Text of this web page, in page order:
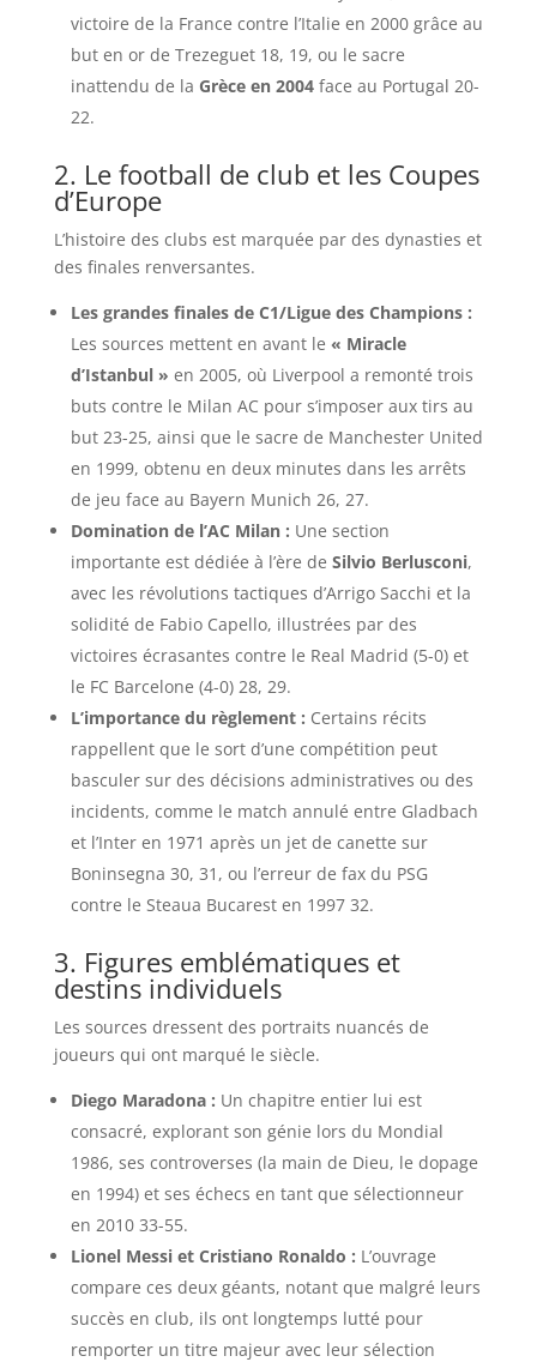
victoire de la France contre l’Italie en 2000 grâce au
but en or de Trezeguet 18, 19, ou le sacre
inattendu de la Grèce en 2004face au Portugal 20-
22.
2. Le football de club et les Coupes
d’Europe
L’histoire des clubs est marquée par des dynasties et
des finales renversantes.
Les grandes finales de C1/Ligue des Champions :
Les sources mettent en avant le « Miracle
d’Istanbul » en 2005, où Liverpool a remonté trois
buts contre le Milan AC pour s’imposer aux tirs au
but 23-25, ainsi que le sacre de Manchester United
en 1999, obtenu en deux minutes dans les arrêts
de jeu face au Bayern Munich 26, 27.
Domination de l’AC Milan : Une section
importante est dédiée à l’ère de Silvio Berlusconi,
avec les révolutions tactiques d’Arrigo Sacchi et la
solidité de Fabio Capello, illustrées par des
victoires écrasantes contre le Real Madrid (5-0) et
le FC Barcelone (4-0) 28, 29.
L’importance du règlement : Certains récits
rappellent que le sort d’une compétition peut
basculer sur des décisions administratives ou des
incidents, comme le match annulé entre Gladbach
et l’Inter en 1971 après un jet de canette sur
Boninsegna 30, 31, ou l’erreur de fax du PSG
contre le Steaua Bucarest en 1997 32.
3. Figures emblématiques et
destins individuels
Les sources dressent des portraits nuancés de
joueurs qui ont marqué le siècle.
Diego Maradona : Un chapitre entier lui est
consacré, explorant son génie lors du Mondial
1986, ses controverses (la main de Dieu, le dopage
en 1994) et ses échecs en tant que sélectionneur
en 2010 33-55.
Lionel Messi et Cristiano Ronaldo : L’ouvrage
compare ces deux géants, notant que malgré leurs
succès en club, ils ont longtemps lutté pour
remporter un titre majeur avec leur sélection